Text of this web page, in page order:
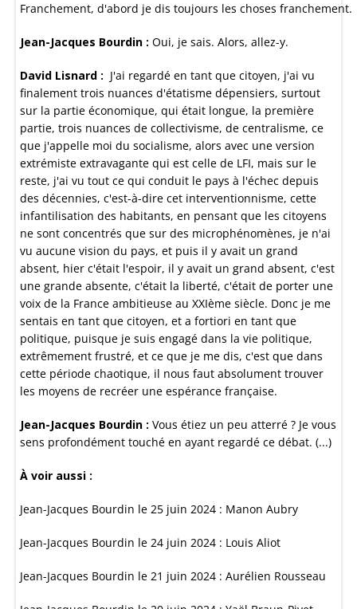
Franchement, d'abord je dis toujours les choses franchement.
Jean-Jacques Bourdin : Oui, je sais. Alors, allez-y.
David Lisnard : J'ai regardé en tant que citoyen, j'ai vu
finalement trois nuances d'étatisme dépensiers, surtout
sur la partie économique, qui était longue, la première
partie, trois nuances de collectivisme, de centralisme, ce
que j'appelle moi du socialisme, alors avec une version
extrémiste extravagante qui est celle de LFI, mais sur le
reste, j'ai vu tout ce qui conduit le pays à l'échec depuis
des décennies, c'est-à-dire cet interventionnisme, cette
infantilisation des habitants, en pensant que les citoyens
ne sont concentrés que sur des microphénomènes, je n'ai
vu aucune vision du pays, et puis il y avait un grand
absent, hier c'était l'espoir, il y avait un grand absent, c'est
une grande absente, c'était la liberté, c'était de porter une
voix de la France ambitieuse au XXIème siècle. Donc je me
sentais en tant que citoyen, et a fortiori en tant que
politique, puisque je suis engagé dans la vie politique,
extrêmement frustré, et ce que je me dis, c'est que dans
cette période chaotique, il nous faut absolument trouver
les moyens de recréer une espérance française.
Jean-Jacques Bourdin : Vous étiez un peu atterré ? Je vous
sens profondément touché en ayant regardé ce débat. (...)
À voir aussi :
Jean-Jacques Bourdin le 25 juin 2024 : Manon Aubry
Jean-Jacques Bourdin le 24 juin 2024 : Louis Aliot
Jean-Jacques Bourdin le 21 juin 2024 : Aurélien Rousseau